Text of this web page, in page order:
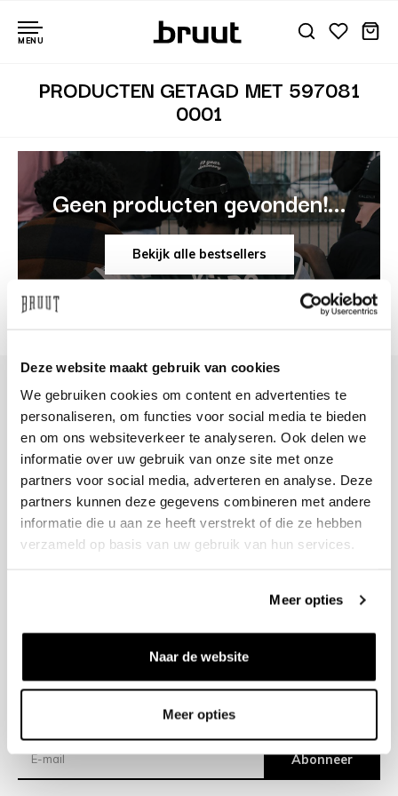
Deze website maakt gebruik van cookies
We gebruiken cookies om content en advertenties te
personaliseren, om functies voor social media te bieden
en om ons websiteverkeer te analyseren. Ook delen we
informatie over uw gebruik van onze site met onze
partners voor social media, adverteren en analyse. Deze
partners kunnen deze gegevens combineren met andere
informatie die u aan ze heeft verstrekt of die ze hebben
verzameld op basis van uw gebruik van hun services.
Meer opties
Naar de website
Meer opties
MENU
PRODUCTEN GETAGD MET 597081
0001
Geen producten gevonden!...
Bekijk alle bestsellers
+31 23 205 2006
info@bruut.nl
Contact Formulier
Open 11:00 - 18:00
OPENINGSTIJDEN
Verzending
Abonneer